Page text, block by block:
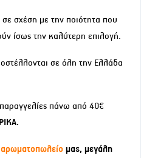
σχέση με την ποιότητα που
ίσως την καλύτερη επιλογή.
σε όλη την Ελλάδα
παραγγελίες πάνω από 40€
αρωματοπωλείο μας, μεγάλη